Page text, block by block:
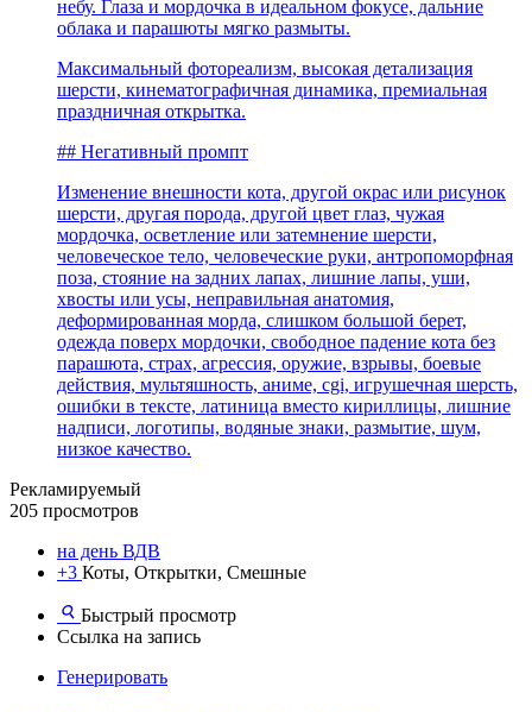
небу. Глаза и мордочка в идеальном фокусе, дальние
облака и парашюты мягко размыты.
Максимальный фотореализм, высокая детализация
шерсти, кинематографичная динамика, премиальная
праздничная открытка.
## Негативный промпт
Изменение внешности кота, другой окрас или рисунок
шерсти, другая порода, другой цвет глаз, чужая
мордочка, осветление или затемнение шерсти,
человеческое тело, человеческие руки, антропоморфная
поза, стояние на задних лапах, лишние лапы, уши,
хвосты или усы, неправильная анатомия,
деформированная морда, слишком большой берет,
одежда поверх мордочки, свободное падение кота без
парашюта, страх, агрессия, оружие, взрывы, боевые
действия, мультяшность, аниме, cgi, игрушечная шерсть,
ошибки в тексте, латиница вместо кириллицы, лишние
надписи, логотипы, водяные знаки, размытие, шум,
низкое качество.
Рекламируемый
205 просмотров
на день ВДВ
+3 Коты, Открытки, Смешные
Быстрый просмотр
Ссылка на запись
Генерировать